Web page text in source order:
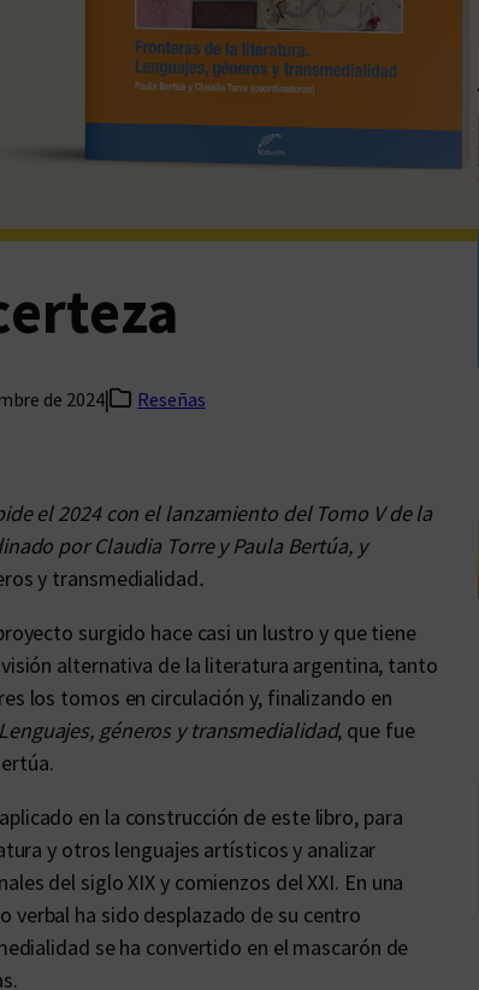
de 2024| Reseñas
el 2024 con el lanzamiento del Tomo V de la
por Claudia Torre y Paula Bertúa, y
y transmedialidad.
surgido hace casi un lustro y que tiene
alternativa de la literatura argentina, tanto
los tomos en circulación y, finalizando en
géneros y transmedialidad, que fue
en la construcción de este libro, para
y otros lenguajes artísticos y analizar
del siglo XIX y comienzos del XXI. En una
verbal ha sido desplazado de su centro
se ha convertido en el mascarón de